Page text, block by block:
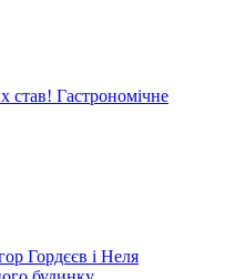
став! Гастрономічне
Гордєєв і Неля